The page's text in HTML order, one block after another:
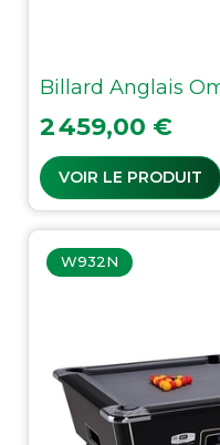
Billard Anglais
Prix
2 459,00 €
VOIR LE PRODUIT
W932N